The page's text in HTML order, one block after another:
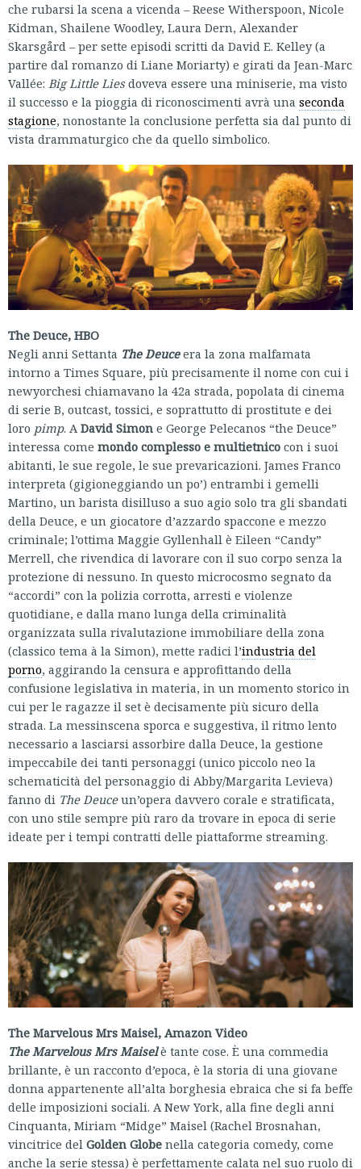
che rubarsi la scena a vicenda – Reese Witherspoon, Nicole
Kidman, Shailene Woodley, Laura Dern, Alexander
Skarsgård – per sette episodi scritti da David E. Kelley (a
partire dal romanzo di Liane Moriarty) e girati da Jean-Marc
Vallée: Big Little Liesdoveva essere una miniserie, ma visto
il successo e la pioggia di riconoscimenti avrà una seconda
stagione, nonostante la conclusione perfetta sia dal punto di
vista drammaturgico che da quello simbolico.
The Deuce, HBO
Negli anni Settanta The Deuceera la zona malfamata
intorno a Times Square, più precisamente il nome con cui i
newyorchesi chiamavano la 42a strada, popolata di cinema
di serie B, outcast, tossici, e soprattutto di prostitute e dei
loro pimp. ADavid Simon e George Pelecanos “the Deuce”
interessa come mondo complesso e multietnico con i suoi
abitanti, le sue regole, le sue prevaricazioni. James Franco
interpreta (gigioneggiando un po’) entrambi i gemelli
Martino, un barista disilluso a suo agio solo tra gli sbandati
della Deuce, e un giocatore d’azzardo spaccone e mezzo
criminale; l’ottima Maggie Gyllenhall è Eileen “Candy”
Merrell, che rivendica di lavorare con il suo corpo senza la
protezione di nessuno. In questo microcosmo segnato da
“accordi” con la polizia corrotta, arresti e violenze
quotidiane, e dalla mano lunga della criminalità
organizzata sulla rivalutazione immobiliare della zona
(classico tema à la Simon), mette radici l’industria del
porno, aggirando la censura e approfittando della
confusione legislativa in materia, in un momento storico in
cui per le ragazze il set è decisamente più sicuro della
strada. La messinscena sporca e suggestiva, il ritmo lento
necessario a lasciarsi assorbire dalla Deuce, la gestione
impeccabile dei tanti personaggi (unico piccolo neo la
schematicità del personaggio di Abby/Margarita Levieva)
fanno di The Deuceun’opera davvero corale e stratificata,
con uno stile sempre più raro da trovare in epoca di serie
ideate per i tempi contratti delle piattaforme streaming.
The Marvelous Mrs Maisel, Amazon Video
The Marvelous Mrs Maiselè tante cose. È una commedia
brillante, è un racconto d’epoca, è la storia di una giovane
donna appartenente all’alta borghesia ebraica che si fa beffe
delle imposizioni sociali. A New York, alla fine degli anni
Cinquanta, Miriam “Midge” Maisel (Rachel Brosnahan,
vincitrice del Golden Globe nella categoria comedy, come
anche la serie stessa) è perfettamente calata nel suo ruolo di